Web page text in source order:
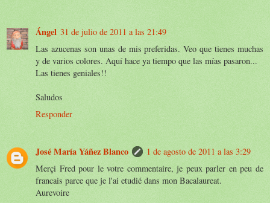
Ángel 31 de julio de 2011 a las 21:49
Las azucenas son unas de mis preferidas. Veo que tienes muchas
y de varios colores. Aquí hace ya tiempo que las mías pasaron...
Las tienes geniales!!
Saludos
Responder
José María Yáñez Blanco
1 de agosto de 2011 a las 3:29
Merçi Fred pour le votre commentaire, je peux parler en peu de
francais parce que je l'ai etudié dans mon Bacalaureat.
Aurevoire